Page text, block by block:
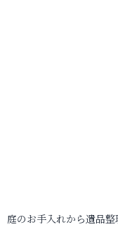
庭のお手入れから遺品整